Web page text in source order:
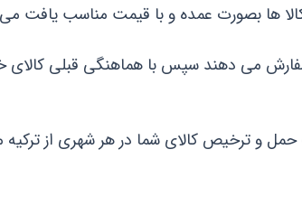
ها بصورت عمده و با قیمت مناسب یافت
سفارش می دهند سپس با هماهنگی قبلی کالای
حمل و ترخیص کالای شما در هر شهری از